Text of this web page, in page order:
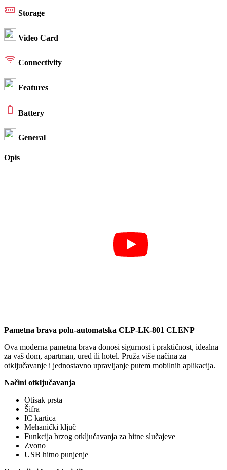
Storage
Video Card
Connectivity
Features
Battery
General
Opis
Pametna brava polu-automatska CLP-LK-801 CLENP
Ova moderna pametna brava donosi sigurnost i praktičnost, idealna
za vaš dom, apartman, ured ili hotel. Pruža više načina za
otključavanje i jednostavno upravljanje putem mobilnih aplikacija.
Načini otključavanja
Otisak prsta
Šifra
IC kartica
Mehanički ključ
Funkcija brzog otključavanja za hitne slučajeve
Zvono
USB hitno punjenje